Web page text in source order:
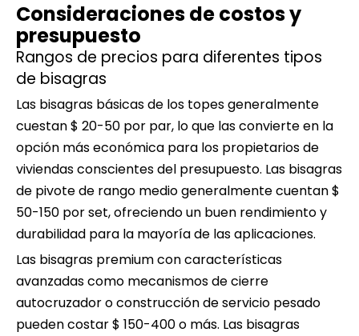
Consideraciones de costos y
presupuesto
Rangos de precios para diferentes tipos
de bisagras
Las bisagras básicas de los topes generalmente
cuestan $ 20-50 por par, lo que las convierte en la
opción más económica para los propietarios de
viviendas conscientes del presupuesto. Las bisagras
de pivote de rango medio generalmente cuentan $
50-150 por set, ofreciendo un buen rendimiento y
durabilidad para la mayoría de las aplicaciones.
Las bisagras premium con características
avanzadas como mecanismos de cierre
autocruzador o construcción de servicio pesado
pueden costar $ 150-400 o más. Las bisagras